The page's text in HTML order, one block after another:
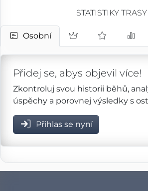
STATISTIKY TRASY
Osobní
Přidej se, abys objevil více!
Zkontroluj svou historii běhů,
úspěchy a porovnej výsledky s
Přihlas se nyní